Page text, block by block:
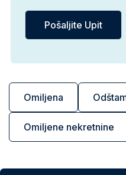
Omiljena
Omiljene nekretnine